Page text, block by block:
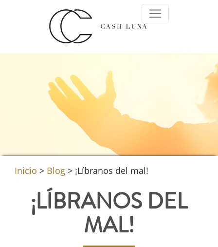
Inicio > Blog > ¡Líbranos del mal!
¡LÍBRANOS DEL
MAL!